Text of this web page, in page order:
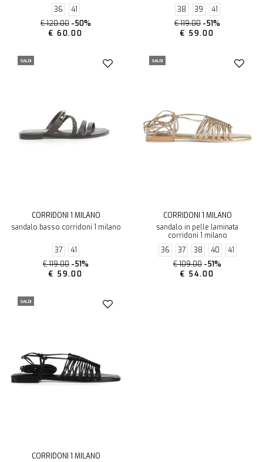
36
41
€ 120.00 -50%
€ 60.00
38
39
41
€ 119.00 -51%
€ 59.00
SALDI
CORRIDONI 1 MILANO
sandalo basso corridoni 1 milano
37
41
€ 119.00 -51%
€ 59.00
SALDI
CORRIDONI 1 MILANO
sandalo in pelle laminata
corridoni 1 milano
36
37 38 40
41
€ 109.00 -51%
€ 54.00
SALDI
CORRIDONI 1 MILANO